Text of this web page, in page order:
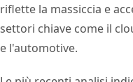
riflette la massiccia e
settori chiave come il
e l'automotive.